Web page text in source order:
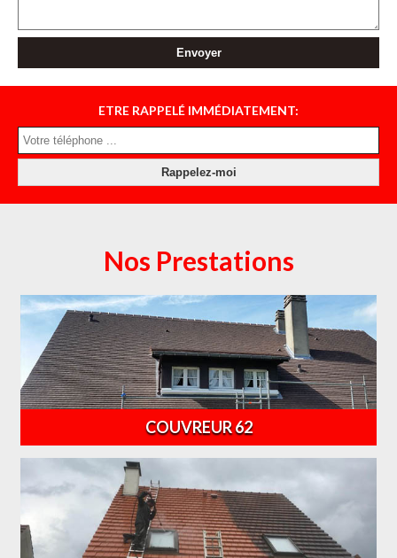
ETRE RAPPELÉ IMMÉDIATEMENT:
Nos Prestations
COUVREUR 62